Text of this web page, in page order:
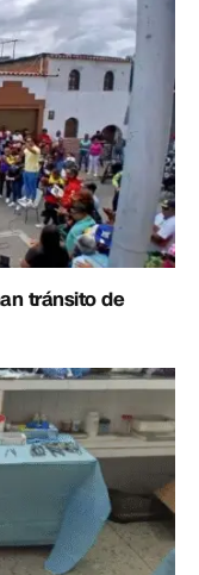
tránsito de